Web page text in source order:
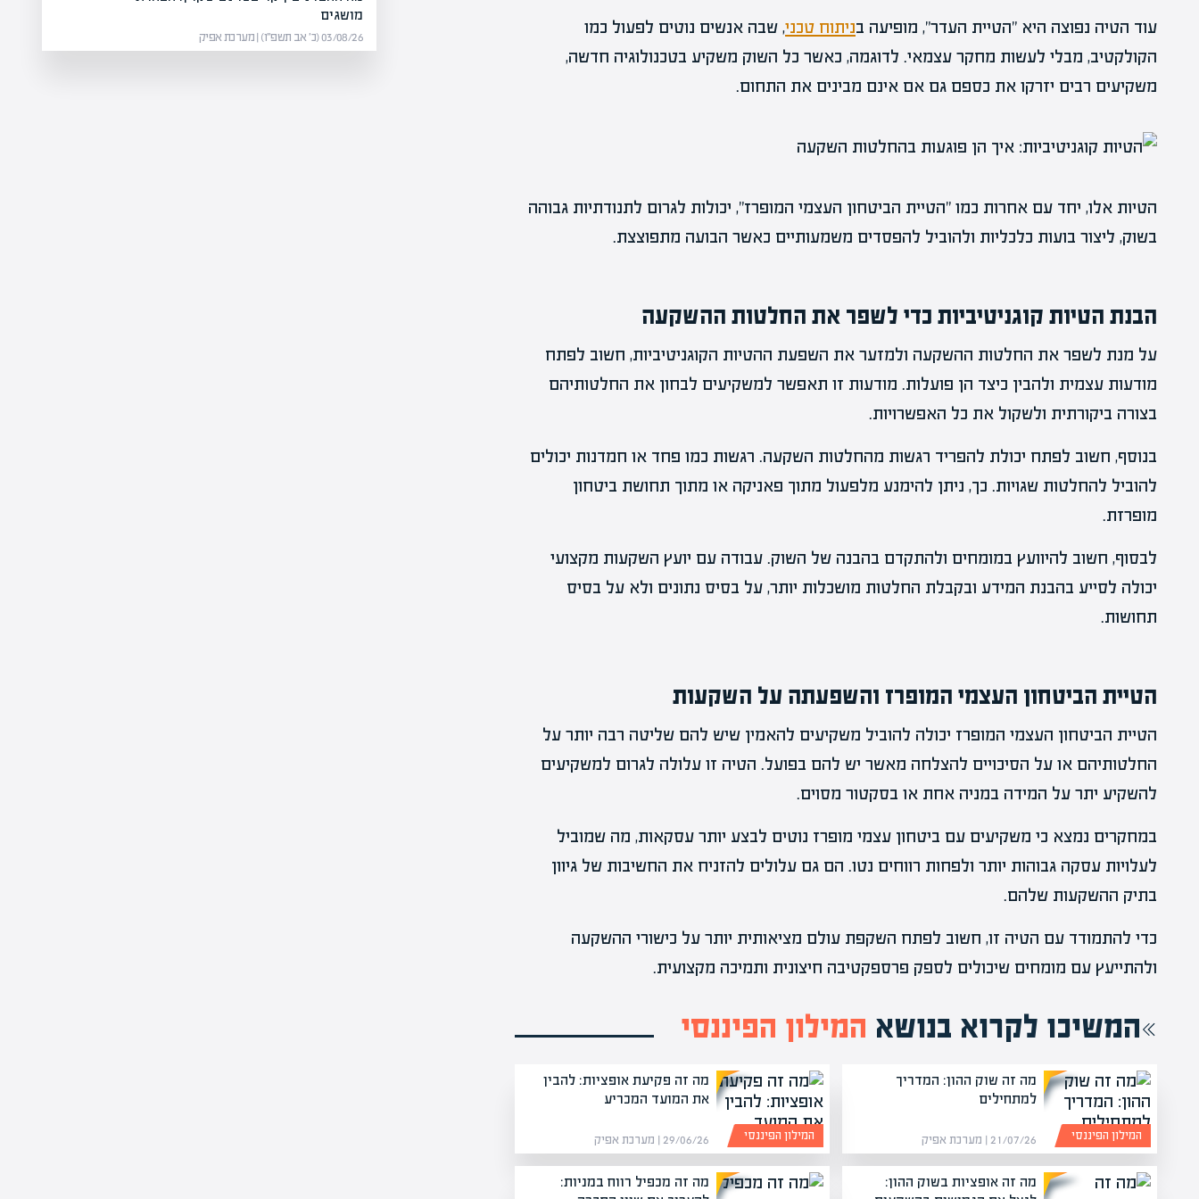
עוד הטיה נפוצה היא "הטיית העדר", מופיעה בניתוח טכני, שבה אנשים נוטים לפעול כמו
הקולקטיב, מבלי לעשות מחקר עצמאי. לדוגמה, כאשר כל השוק משקיע בטכנולוגיה חדשה,
משקיעים רבים יזרקו את כספם גם אם אינם מבינים את התחום.
הטיות אלו, יחד עם אחרות כמו "הטיית הביטחון העצמי המופרז", יכולות לגרום לתנודתיות גבוהה
בשוק, ליצור בועות כלכליות ולהוביל להפסדים משמעותיים כאשר הבועה מתפוצצת.
הבנת הטיות קוגניטיביות כדי לשפר את החלטות ההשקעה
על מנת לשפר את החלטות ההשקעה ולמזער את השפעת ההטיות הקוגניטיביות, חשוב לפתח
מודעות עצמית ולהבין כיצד הן פועלות. מודעות זו תאפשר למשקיעים לבחון את החלטותיהם
בצורה ביקורתית ולשקול את כל האפשרויות.
בנוסף, חשוב לפתח יכולת להפריד רגשות מהחלטות השקעה. רגשות כמו פחד או חמדנות יכולים
להוביל להחלטות שגויות. כך, ניתן להימנע מלפעול מתוך פאניקה או מתוך תחושת ביטחון
מופרזת.
לבסוף, חשוב להיוועץ במומחים ולהתקדם בהבנה של השוק. עבודה עם יועץ השקעות מקצועי
יכולה לסייע בהבנת המידע ובקבלת החלטות מושכלות יותר, על בסיס נתונים ולא על בסיס
תחושות.
הטיית הביטחון העצמי המופרז והשפעתה על השקעות
הטיית הביטחון העצמי המופרז יכולה להוביל משקיעים להאמין שיש להם שליטה רבה יותר על
החלטותיהם או על הסיכויים להצלחה מאשר יש להם בפועל. הטיה זו עלולה לגרום למשקיעים
להשקיע יתר על המידה במניה אחת או בסקטור מסוים.
במחקרים נמצא כי משקיעים עם ביטחון עצמי מופרז נוטים לבצע יותר עסקאות, מה שמוביל
לעלויות עסקה גבוהות יותר ולפחות רווחים נטו. הם גם עלולים להזניח את החשיבות של גיוון
בתיק ההשקעות שלהם.
כדי להתמודד עם הטיה זו, חשוב לפתח השקפת עולם מציאותית יותר על כישורי ההשקעה
ולהתייעץ עם מומחים שיכולים לספק פרספקטיבה חיצונית ותמיכה מקצועית.
המשיכו לקרוא בנושא המילון הפיננסי
מה זה שוק ההון: המדריך
למתחילים
21/07/26 | מערכת אפיק המילון הפיננסי
מה זה פקיעת אופציות: להבין
את המועד המכריע
29/06/26 | מערכת אפיק המילון הפיננסי
מה זה אופציות בשוק ההון:
מה זה מכפיל רווח במניות:
מושגים
03/08/26 (כ׳ אב תשפ״ו) | מערכת אפיק